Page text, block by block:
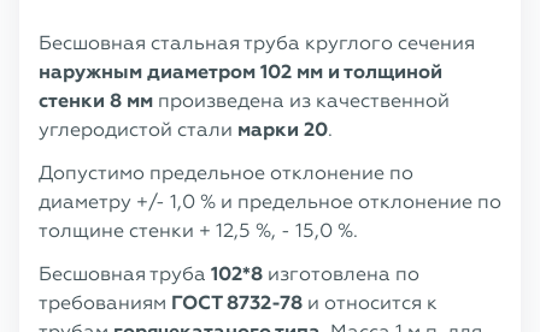
Бесшовная стальная труба круглого сечения
наружным диаметром 102 мм и толщиной
стенки 8 мм произведена из качественной
углеродистой стали марки 20.
Допустимо предельное отклонение по
диаметру +/- 1,0 % и предельное отклонение по
толщине стенки + 12,5 %, - 15,0 %.
Бесшовная труба 102*8 изготовлена по
требованиям ГОСТ 8732-78 и относится к